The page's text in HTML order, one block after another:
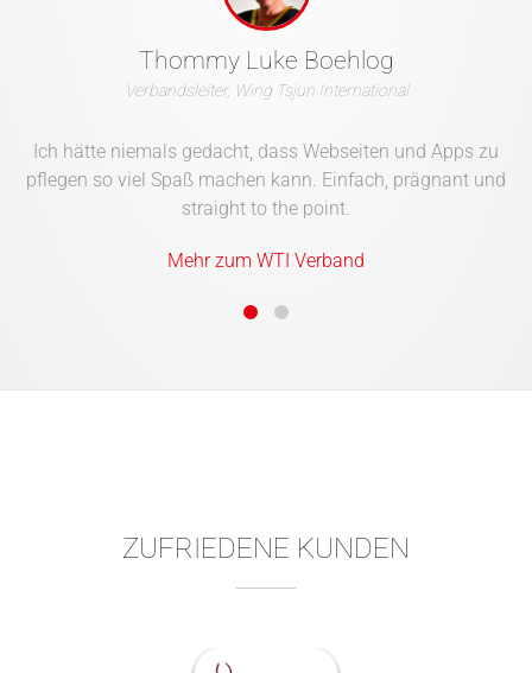
Thommy Luke Boehlog
Verbandsleiter, Wing Tsjun International
Ich hätte niemals gedacht, dass Webseiten und Apps zu
pflegen so viel Spaß machen kann. Einfach, prägnant und
straight to the point.
Mehr zum WTI Verband
ZUFRIEDENE KUNDEN